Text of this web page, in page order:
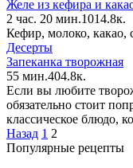
Желе из кефира и
2 час. 20 мин.1014.8к.
Кефир, молоко, какао,
Десерты
Запеканка творожная
55 мин.404.8к.
Если вы любите
обязательно стоит
классическое блюдо,
Навигация
по
Назад 1 2
Популярные рецепты